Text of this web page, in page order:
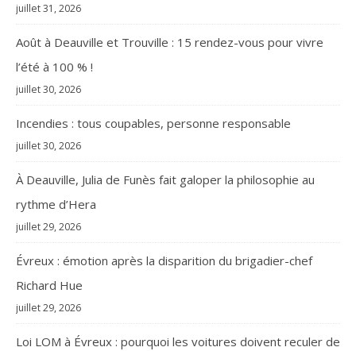
juillet 31, 2026
Août à Deauville et Trouville : 15 rendez-vous pour vivre
l’été à 100 % !
juillet 30, 2026
Incendies : tous coupables, personne responsable
juillet 30, 2026
À Deauville, Julia de Funès fait galoper la philosophie au
rythme d’Hera
juillet 29, 2026
Évreux : émotion après la disparition du brigadier-chef
Richard Hue
juillet 29, 2026
Loi LOM à Évreux : pourquoi les voitures doivent reculer de